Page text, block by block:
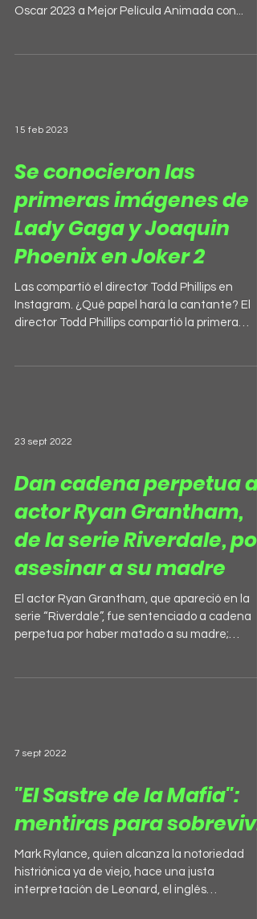
Oscar 2023 a Mejor Película Animada con...
15 feb 2023
Se conocieron las
primeras imágenes de
Lady Gaga y Joaquin
Phoenix en Joker 2
Las compartió el director Todd Phillips en
Instagram. ¿Qué papel hará la cantante? El
director Todd Phillips compartió la primera
23 sept 2022
Dan cadena perpetua al
actor Ryan Grantham,
de la serie Riverdale, por
asesinar a su madre
El actor Ryan Grantham, que apareció en la
serie “Riverdale”, fue sentenciado a cadena
perpetua por haber matado a su madre;
7 sept 2022
"El Sastre de la Mafia":
mentiras para sobrevivir
Mark Rylance, quien alcanza la notoriedad
histriónica ya de viejo, hace una justa
interpretación de Leonard, el inglés